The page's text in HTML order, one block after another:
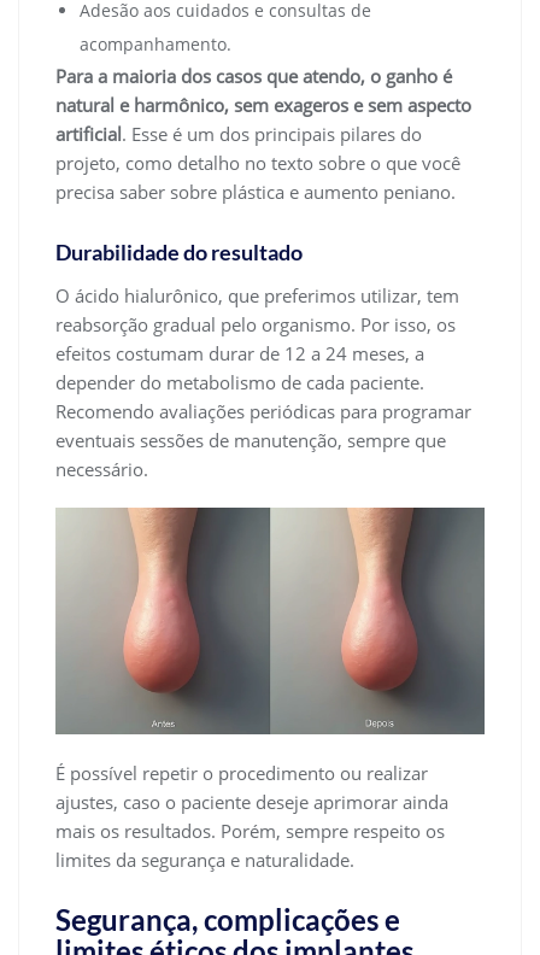
Adesão aos cuidados e consultas de
acompanhamento.
Para a maioria dos casos que atendo, o ganho é
natural e harmônico, sem exageros e sem aspecto
artificial. Esse é um dos principais pilares do
projeto, como detalho no texto sobre o que você
precisa saber sobre plástica e aumento peniano.
Durabilidade do resultado
O ácido hialurônico, que preferimos utilizar, tem
reabsorção gradual pelo organismo. Por isso, os
efeitos costumam durar de 12 a 24 meses, a
depender do metabolismo de cada paciente.
Recomendo avaliações periódicas para programar
eventuais sessões de manutenção, sempre que
necessário.
É possível repetir o procedimento ou realizar
ajustes, caso o paciente deseje aprimorar ainda
mais os resultados. Porém, sempre respeito os
limites da segurança e naturalidade.
Segurança, complicações e